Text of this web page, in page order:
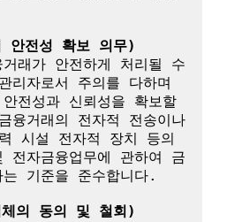
안전성 확보 의무)
거래가 안전하게 처리될 수
리자로서 주의를 다하며
전성과 신뢰성을 확보할
융거래의 전자적 전송이나
시설 전자적 장치 등의
전자금융업무에 관하여 금
는 기준을 준수합니다.
의 동의 및 철회)